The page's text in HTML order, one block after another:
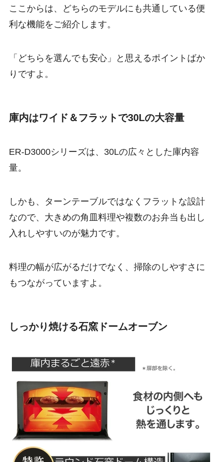
ここからは、どちらのモデルにも共通している便
利な機能をご紹介します。
「どちらを選んでも安心」と思えるポイントばか
りですよ。
庫内はワイド＆フラットで30Lの大容量
ER-D3000シリーズは、 30Lの広々とした庫内容
量。
しかも、ターンテーブルではなくフラットな設計
なので、大きめの角皿料理や複数のお弁当も出し
入れしやすいのが魅力です。
料理の幅が広がるだけでなく、掃除のしやすさに
もつながっていますよ。
しっかり焼ける石窯ドームオーブン